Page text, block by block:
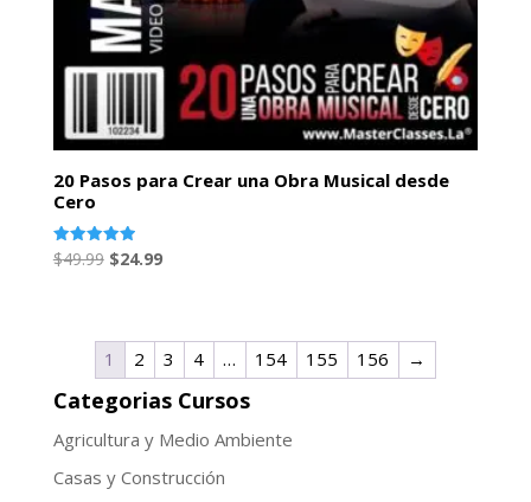
20 Pasos para Crear una Obra Musical desde
Cero
Valorado
con
$49.99 El
era:
$49.99.
$24.99El
es:
$24.99.
1 2 3 4 … 154 155 156 →
Categorias Cursos
Agricultura y Medio Ambiente
Casas y Construcción